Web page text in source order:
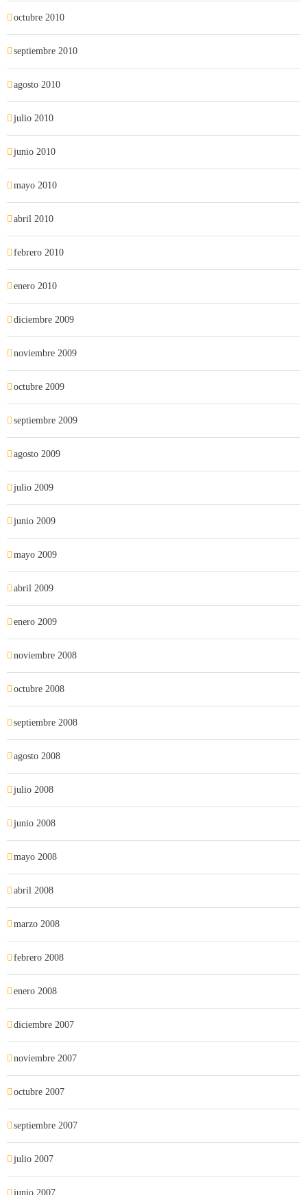
octubre 2010
septiembre 2010
agosto 2010
julio 2010
junio 2010
mayo 2010
abril 2010
febrero 2010
enero 2010
diciembre 2009
noviembre 2009
octubre 2009
septiembre 2009
agosto 2009
julio 2009
junio 2009
mayo 2009
abril 2009
enero 2009
noviembre 2008
octubre 2008
septiembre 2008
agosto 2008
julio 2008
junio 2008
mayo 2008
abril 2008
marzo 2008
febrero 2008
enero 2008
diciembre 2007
noviembre 2007
octubre 2007
septiembre 2007
julio 2007
junio 2007